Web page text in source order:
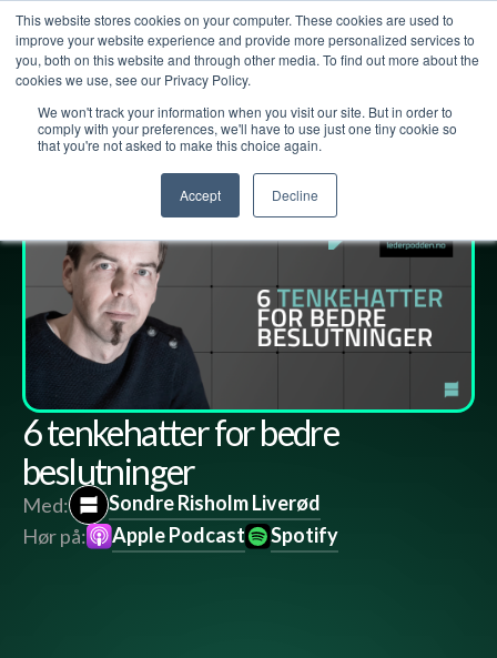
This website stores cookies on your computer. These cookies are used to
improve your website experience and provide more personalized services to
you, both on this website and through other media. To find out more about the
cookies we use, see our Privacy Policy.
We won't track your information when you visit our site. But in order to
comply with your preferences, we'll have to use just one tiny cookie so
that you're not asked to make this choice again.
Accept Decline
Lederpodden 14mar 2025 256 Del
6 tenkehatter for bedre
beslutninger
Med:
Sondre Risholm Liverød
Hør på:
Apple Podcast Spotify